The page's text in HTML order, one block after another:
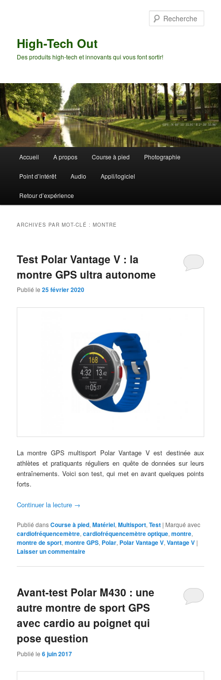
High-Tech Out
Des produits high-tech et innovants qui vous font sortir!
principal
Accueil A propos Course à pied Photographie
Point d’intérêt Audio Appli/logiciel
Retour d’expérience
ARCHIVES PAR MOT-CLÉ :MONTRE
Test Polar Vantage V : la
montre GPS ultra autonome
Publié le25 février 2020
La montre GPS multisport Polar Vantage V est destinée aux
athlètes et pratiquants réguliers en quête de données sur leurs
entraînements. Voici son test, qui met en avant quelques points
forts.
Continuer la lecture →
Publié dansCourse à pied,Matériel,Multisport,Test | Marqué avec
cardiofréquencemètre,cardiofréquencemètre optique,montre,
montre de sport,montre GPS, Polar, Polar Vantage V,Vantage V |
Laisser un commentaire
Avant-test Polar M430 : une
autre montre de sport GPS
avec cardio au poignet qui
pose question
Publié le6 juin 2017